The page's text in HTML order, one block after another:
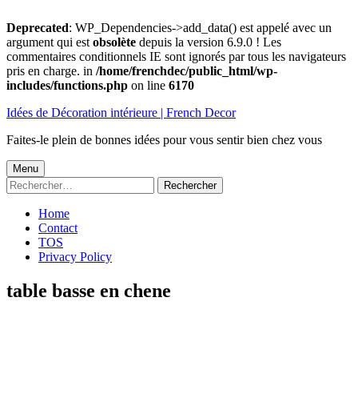
Deprecated: WP_Dependencies->add_data() est appelé avec un
argument qui est obsolète depuis la version 6.9.0 ! Les
commentaires conditionnels IE sont ignorés par tous les navigateurs
pris en charge. in /home/frenchdec/public_html/wp-
includes/functions.php on line 6170
au
Idées de Décoration intérieure | French Decor
Faites-le plein de bonnes idées pour vous sentir bien chez vous
Menu
principal
Menu
Rechercher :
Home
Contact
TOS
Privacy Policy
table basse en chene